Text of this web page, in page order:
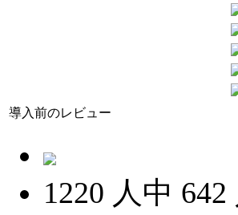
導入前のレビュー
1220 人中 642